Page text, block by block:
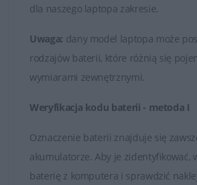
Whitenergy. Tylko markowe produkty
najwyższe standardy jakości i
CE i ROHS.
Łatwy kontakt i fachowa obsługa
W przypadku jakichkolwiek
doborem baterii do posiadanego
Państwo skontaktować się z naszymi
udzielą fachowej i wyczerpującej
dla naszego laptopa zakresie.
Uwaga: dany model laptopa może
rodzajów baterii, które różnią się
wymiarami zewnętrznymi.
Weryfikacja kodu baterii - metoda I
Oznaczenie baterii znajduje się
akumulatorze. Aby je zidentyfikować,
baterię z komputera i sprawdzić